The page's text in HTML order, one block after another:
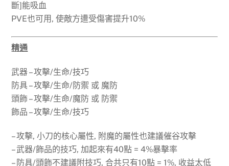
斷]能吸血
PVE也可用, 使敵方遭受傷害提升10%
精通
武器 – 攻擊/生命/技巧
防具 – 攻擊/生命/防禦 或 魔防
頭飾 – 攻擊/生命/魔防 或 防禦
飾品 – 攻擊/生命/技巧
– 攻擊, 小刀的核心屬性, 附魔的屬性也建議催谷攻擊
– 武器/飾品的技巧, 加起來有40點 = 4%暴擊率
– 防具/頭飾不建議附技巧, 合共只有10點 = 1%, 收益太低